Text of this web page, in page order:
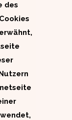
des